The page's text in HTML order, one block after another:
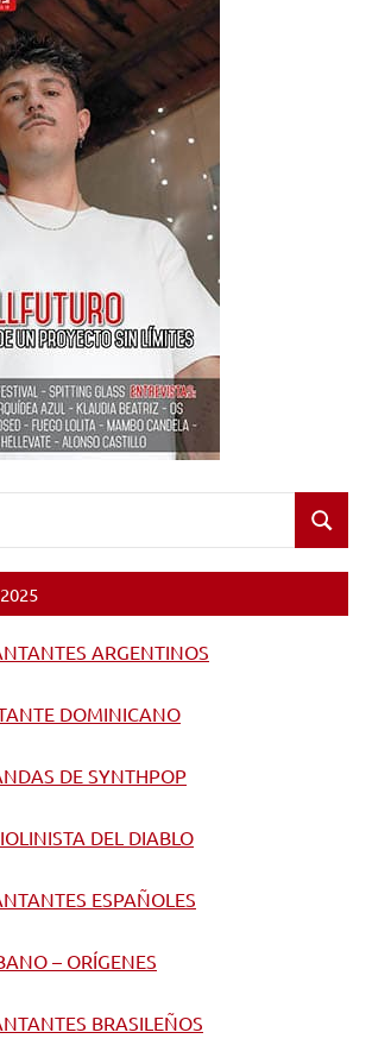
Buscar
ARGENTINOS
DOMINICANO
DE SYNTHPOP
DEL DIABLO
ESPAÑOLES
– ORÍGENES
BRASILEÑOS